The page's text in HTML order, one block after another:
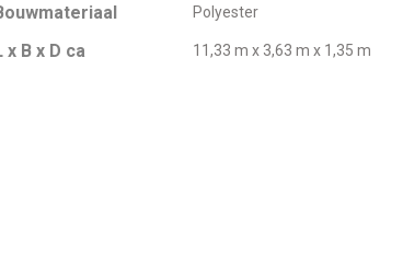
Polyester
x B x D ca 11,33 m x 3,63 m x 1,35 m